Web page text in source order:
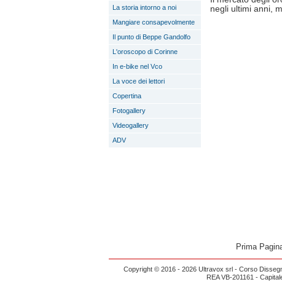
La storia intorno a noi
Mangiare consapevolmente
Il punto di Beppe Gandolfo
L'oroscopo di Corinne
In e-bike nel Vco
La voce dei lettori
Copertina
Fotogallery
Videogallery
ADV
negli ultimi anni,
Prima
Copyright © 2016 - 2026 Ultravox srl - Corso
REA VB-201161 -